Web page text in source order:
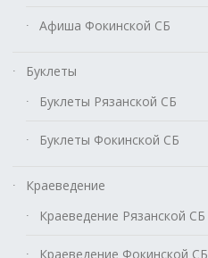
Афиша Фокинской СБ
Буклеты
Буклеты Рязанской СБ
Буклеты Фокинской СБ
Краеведение
Краеведение Рязанской СБ
Краеведение Фокинской СБ